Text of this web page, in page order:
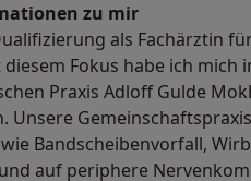
zu mir
als Fachärztin
Fokus habe ich mich
Praxis Adloff Gulde
Unsere
Bandscheibenvorfall,
und auf periphere